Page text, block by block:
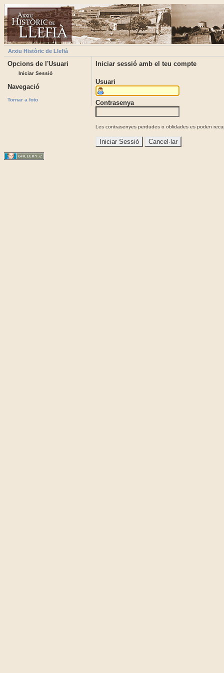
Arxiu Històric de Llefià
Opcions de l'Usuari
Iniciar Sessió
Navegació
Tornar a foto
Iniciar sessió amb el teu compte
Usuari
Contrasenya
Les contrasenyes perdudes o oblidades es poden